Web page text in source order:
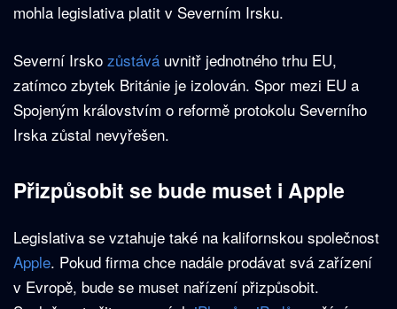
mohla legislativa platit v Severním Irsku.
Severní Irsko zůstává uvnitř jednotného trhu EU,
zatímco zbytek Británie je izolován. Spor mezi EU a
Spojeným královstvím o reformě protokolu Severního
Irska zůstal nevyřešen.
Přizpůsobit se bude muset i Apple
Legislativa se vztahuje také na kalifornskou společnost
Apple. Pokud firma chce nadále prodávat svá zařízení
v Evropě, bude se muset nařízení přizpůsobit.